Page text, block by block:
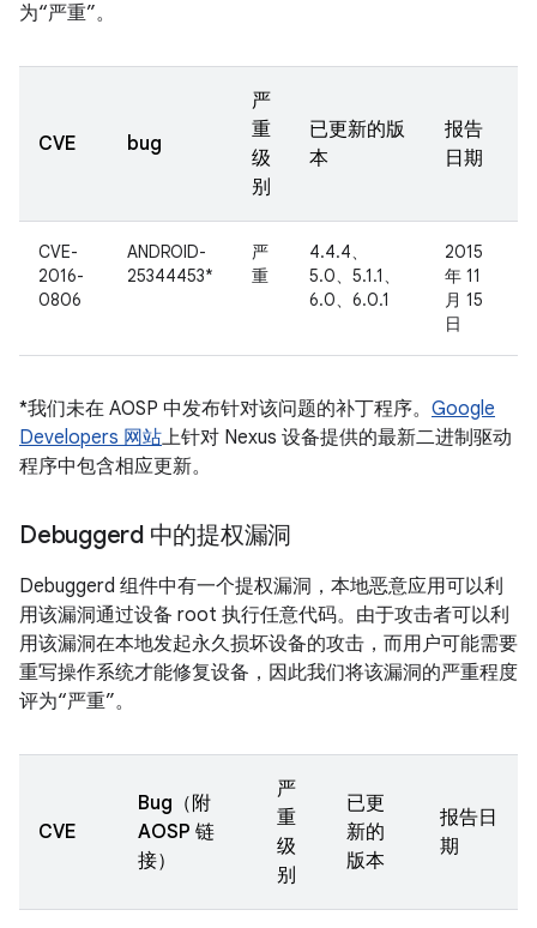
为“严重”。
CVE bug
严
重
级
别
已更新的版
本
报告
日期
CVE-
2016-
0806
ANDROID-
25344453*
严
重
4.4.4、
5.0、5.1.1、
6.0、6.0.1
2015
年 11
月 15
日
*我们未在 AOSP 中发布针对该问题的补丁程序。 Google
Developers 网站上针对 Nexus 设备提供的最新二进制驱动
程序中包含相应更新。
Debuggerd 中的提权漏洞
Debuggerd 组件中有一个提权漏洞，本地恶意应用可以利
用该漏洞通过设备 root 执行任意代码。由于攻击者可以利
用该漏洞在本地发起永久损坏设备的攻击，而用户可能需要
重写操作系统才能修复设备，因此我们将该漏洞的严重程度
评为“严重”。
CVE
Bug（附
AOSP 链
接）
严
重
级
别
已更
新的
版本
报告日
期